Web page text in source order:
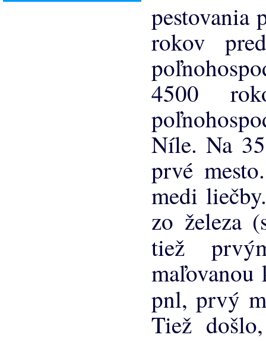
pestovania
rokov
4500
Níle. Na
prvé
medi
zo železa
tiež
pnl, prvý
Tiež